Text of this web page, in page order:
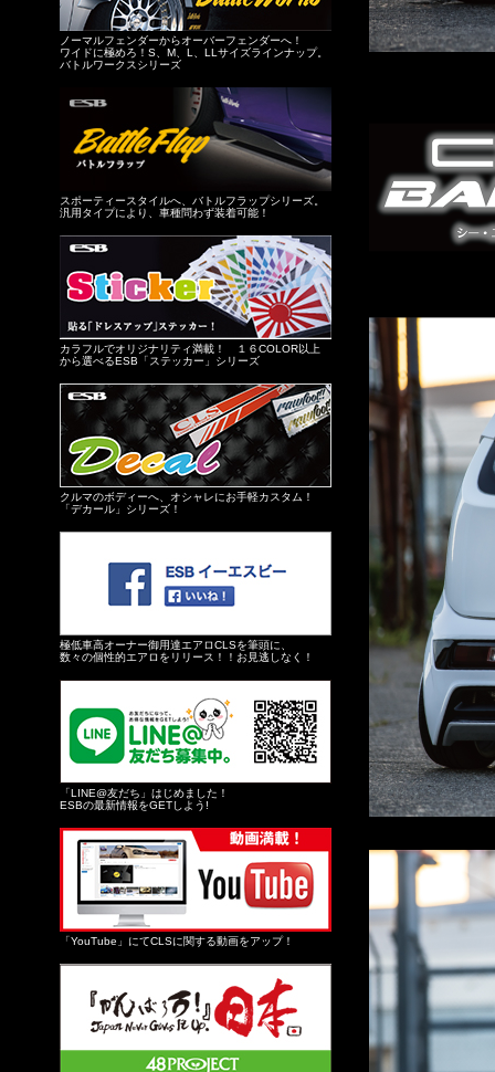
ノーマルフェンダーからオーバーフェンダーへ！
ワイドに極めろ！S、M、L、LLサイズラインナップ。
バトルワークスシリーズ
スポーティースタイルへ、バトルフラップシリーズ。
汎用タイプにより、車種問わず装着可能！
カラフルでオリジナリティ満載！ １６COLOR以上
から選べるESB「ステッカー」シリーズ
クルマのボディーへ、オシャレにお手軽カスタム！
「デカール」シリーズ！
極低車高オーナー御用達エアロCLSを筆頭に、
数々の個性的エアロをリリース！！お見逃しなく！
「LINE@友だち」はじめました！
ESBの最新情報をGETしよう!
「YouTube」にてCLSに関する動画をアップ！